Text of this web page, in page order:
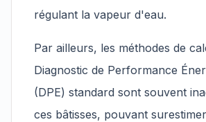
régulant la vapeur d'eau.
Par ailleurs, les méthodes de
Diagnostic de Performance
(DPE) standard sont souvent
ces bâtisses, pouvant